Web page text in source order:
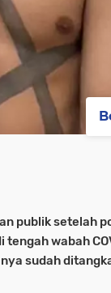
publik setelah
wabah
sudah